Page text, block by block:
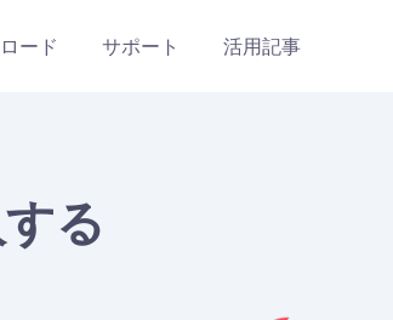
ード サポート 活用記事
る